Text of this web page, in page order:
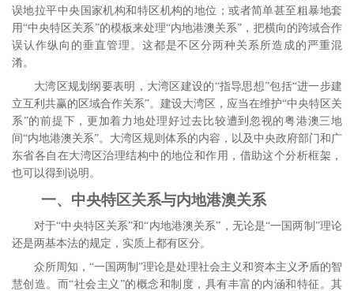
误地拉平中央国家机构和特区机构的地位；或者简单甚至粗暴地套
用“中央特区关系”的模板来处理“内地港澳关系”，把横向的跨域合作
误认作纵向的垂直管理。这都是不区分两种关系所造成的严重混
淆。
大湾区规划纲要表明，大湾区建设的“指导思想”包括“进一步建
立互利共赢的区域合作关系”。建设大湾区，应当在维护“中央特区关
系”的前提下，更加着力地处理好过去比较遭到忽视的粤港澳三地
间“内地港澳关系”。大湾区规则体系的内容，以及中央政府部门和广
东省各自在大湾区治理结构中的地位和作用，借助这个分析框架，
也可以得到说明。
一、中央特区关系与内地港澳关系
对于“中央特区关系”和“内地港澳关系”，无论是“一国两制”理论
还是两基本法的规定，实质上都有区分。
众所周知，“一国两制”理论是处理社会主义和资本主义矛盾的智
慧创造。而“社会主义”的概念和制度，具有丰富的内涵和特征。 其